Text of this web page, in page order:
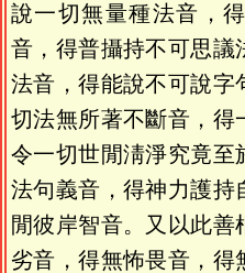
說一切無量種法音，
音，得普攝持不可思議
法音，得能說不可說字
切法無所著不斷音，得
令一切世閒淸淨究竟至
法句義音，得神力護持
閒彼岸智音。又以此
劣音，得無怖畏音，得